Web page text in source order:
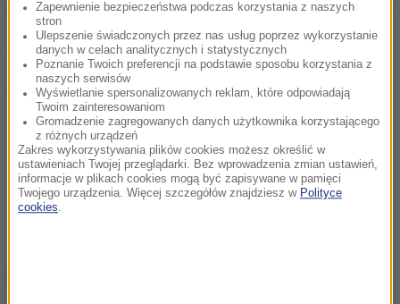
trzęsienia ziemi są tam częste, choć przeważnie ich
epicentra zlokalizowane są na morzu i nie ma ofiar
śmiertelnych. W 1999 roku 143 osoby zginęły w
trzęsieniu ziemi o magnitudzie 5,9 w Atenach i
okolicy.
Źródło: PAP
Zapewnienie bezpieczeństwa podczas korzystania z naszych
stron
Ulepszenie świadczonych przez nas usług poprzez wykorzystanie
danych w celach analitycznych i statystycznych
Poznanie Twoich preferencji na podstawie sposobu korzystania z
naszych serwisów
Wyświetlanie spersonalizowanych reklam, które odpowiadają
Twoim zainteresowaniom
Gromadzenie zagregowanych danych użytkownika korzystającego
z różnych urządzeń
Zakres wykorzystywania plików cookies możesz określić w
ustawieniach Twojej przeglądarki. Bez wprowadzenia zmian ustawień,
informacje w plikach cookies mogą być zapisywane w pamięci
Twojego urządzenia. Więcej szczegółów znajdziesz w Polityce
cookies.